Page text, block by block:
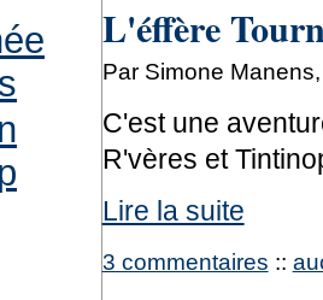
L'éffère
Par Simone
C'est une
R'vères et
Lire la suite
3 commentaires ::